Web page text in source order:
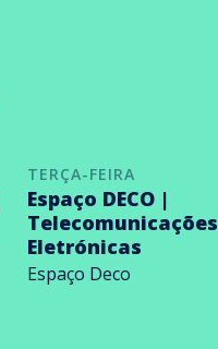
TERÇA-FEIRA
Espaço DECO |
Telecomunicações
Eletrónicas
Espaço Deco